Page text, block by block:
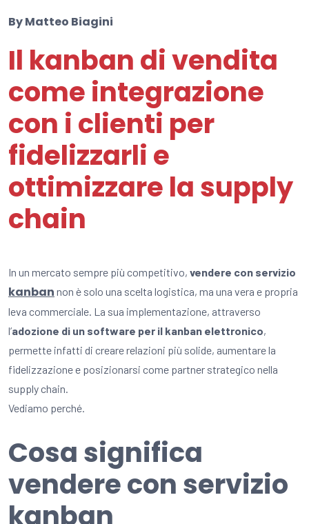
ByMatteo Biagini
Il kanban di vendita
come integrazione
con i clienti per
fidelizzarli e
ottimizzare la supply
chain
In un mercato sempre più competitivo, vendere con servizio
kanban non è solo una scelta logistica, ma una vera e propria
leva commerciale. La sua implementazione, attraverso
l’adozione di un software per il kanban elettronico,
permette infatti di creare relazioni più solide, aumentare la
fidelizzazione e posizionarsi come partner strategico nella
supply chain.
Vediamo perché.
Cosa significa
vendere con servizio
kanban